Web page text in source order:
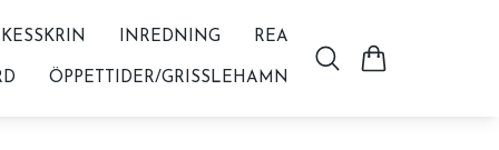
INREDNING REA
ÖPPETTIDER/GRISSLEHAMN